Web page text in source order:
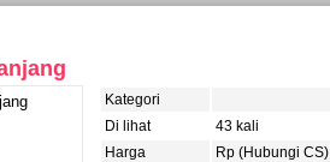
Kategori
Di lihat
43 kali
Harga
Rp (Hubungi CS)